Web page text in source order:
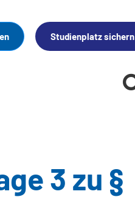
Studienplatz sichern
3 zu §